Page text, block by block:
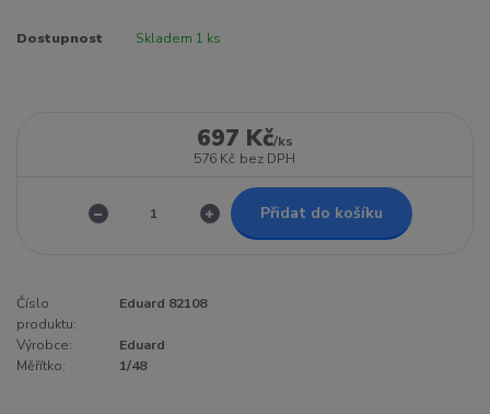
Dostupnost Skladem 1 ks
697 Kč/ks
576 Kč bez DPH
Přidat do košíku
Číslo
produktu:
Eduard 82108
Výrobce:
Eduard
Měřítko:
1/48